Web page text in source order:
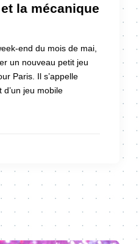
la mécanique
end du mois de mai,
un nouveau petit jeu
Paris. Il s’appelle
d’un jeu mobile